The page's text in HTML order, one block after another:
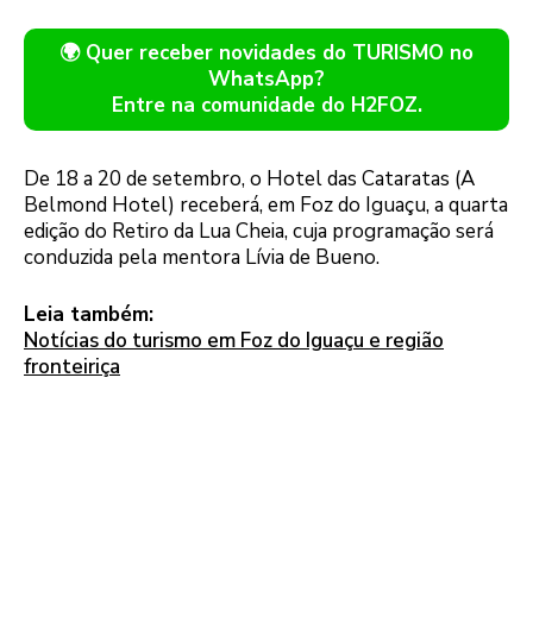
🌍 Quer receber novidades do TURISMO no
WhatsApp?
Entre na comunidade do H2FOZ.
De 18 a 20 de setembro, o Hotel das Cataratas (A
Belmond Hotel) receberá, em Foz do Iguaçu, a quarta
edição do Retiro da Lua Cheia, cuja programação será
conduzida pela mentora Lívia de Bueno.
Leia também:
Notícias do turismo em Foz do Iguaçu e região
fronteiriça